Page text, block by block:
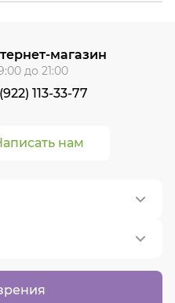
нам
магазин
до 21:00
113-33-77